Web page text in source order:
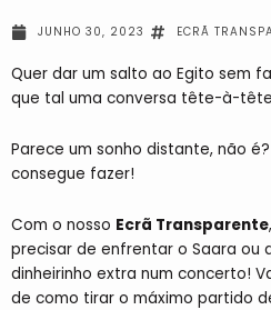
JUNHO 30, 2023 ECRÃ
Quer dar um salto ao Egito sem
que tal uma conversa tête-à-
Parece um sonho distante, não
consegue fazer!
Com o nosso Ecrã Transparente
precisar de enfrentar o Saara ou
dinheirinho extra num concerto!
de como tirar o máximo partido